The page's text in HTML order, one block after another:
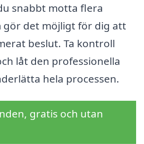
snabbt motta flera
gör det möjligt för dig att
beslut. Ta kontroll
låt den professionella
hela processen.
gratis och utan